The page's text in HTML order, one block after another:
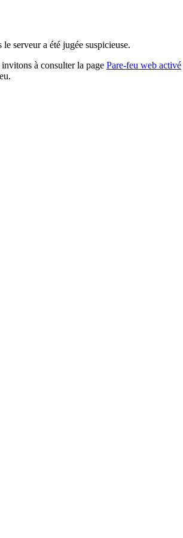
serveur a été jugée suspicieuse.
à consulter la page Pare-feu web activé